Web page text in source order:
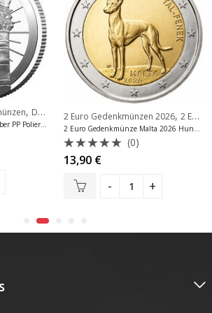
letzten 20 Zugänge
, Die letzten 20 Zugänge
5 Euro Lecce 2026 Italien Silber PP Polierte Platte
2 Euro Gedenkmünzen 2026, 2 Euro Gedenkmünzen Malta
2 Euro Gedenkmünze Malta 2026 Hund Unc
Bewertet
mit
von
(0)
13,90 €